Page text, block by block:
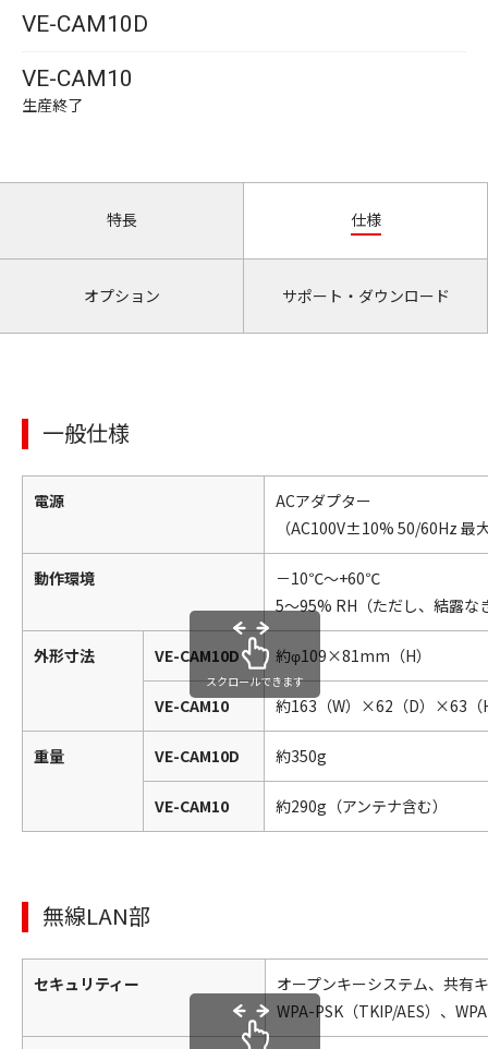
VE-CAM10D
VE-CAM10
生産終了
特長 仕様
オプション サポート・ダウンロード
一般仕様
電源
ACアダプター
（AC100V±10% 50/60Hz 最
動作環境
－10℃～+60℃
5～95% RH（ただし、結露な
外形寸法 VE-CAM10D 約φ109×81mm（H）
VE-CAM10 約163（W）×62（D）×63（
重量 VE-CAM10D 約350g
VE-CAM10 約290g（アンテナ含む）
スクロールできます
無線LAN部
セキュリティー
オープンキーシステム、共有
WPA-PSK（TKIP/AES）、